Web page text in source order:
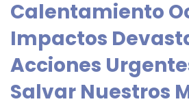
Calentamiento
Impactos
Acciones
Salvar Nuestros